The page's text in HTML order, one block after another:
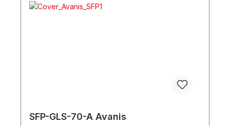
SFP-GLS-70-A Avanis